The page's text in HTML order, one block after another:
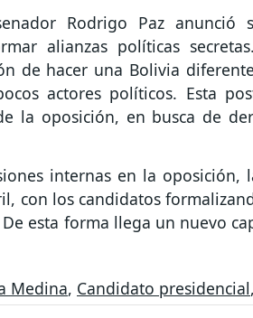
Rodrigo Paz anunció
alianzas políticas
de hacer una Bolivia
actores políticos. Esta
la oposición, en busca de
internas en la oposición,
con los candidatos
esta forma llega un nuevo
Medina, Candidato presidencial,